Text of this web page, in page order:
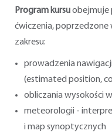
Program kursuobejmuje
ćwiczenia,
zakresu:
prowadzenia
(estimated position,
obliczania wysokości
meteorologii -
i map synoptycznych